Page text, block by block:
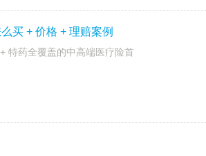
买 + 价格 + 理赔案例
特药全覆盖的中高端医疗险首